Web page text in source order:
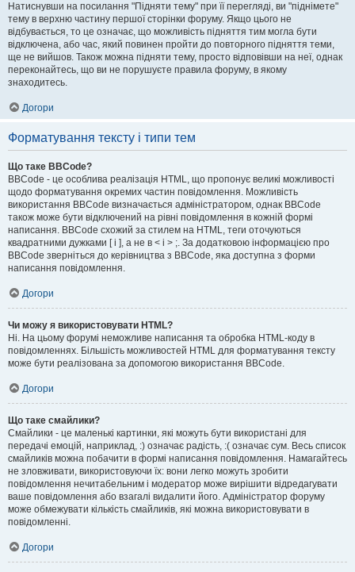
Натиснувши на посилання "Підняти тему" при її перегляді, ви "піднімете"
тему в верхню частину першої сторінки форуму. Якщо цього не
відбувається, то це означає, що можливість підняття тим могла бути
відключена, або час, який повинен пройти до повторного підняття теми,
ще не вийшов. Також можна підняти тему, просто відповівши на неї, однак
переконайтесь, що ви не порушуєте правила форуму, в якому
знаходитесь.
Догори
Форматування тексту і типи тем
Що таке BBCode?
BBCode - це особлива реалізація HTML, що пропонує великі можливості
щодо форматування окремих частин повідомлення. Можливість
використання BBCode визначається адміністратором, однак BBCode
також може бути відключений на рівні повідомлення в кожній формі
написання. BBCode схожий за стилем на HTML, теги оточуються
квадратними дужками [ і ], а не в < і > ;. За додатковою інформацією про
BBCode зверніться до керівництва з BBCode, яка доступна з форми
написання повідомлення.
Догори
Чи можу я використовувати HTML?
Ні. На цьому форумі неможливе написання та обробка HTML-коду в
повідомленнях. Більшість можливостей HTML для форматування тексту
може бути реалізована за допомогою використання BBCode.
Догори
Що таке смайлики?
Смайлики - це маленькі картинки, які можуть бути використані для
передачі емоцій, наприклад, :) означає радість, :( означає сум. Весь список
смайликів можна побачити в формі написання повідомлення. Намагайтесь
не зловживати, використовуючи їх: вони легко можуть зробити
повідомлення нечитабельним і модератор може вирішити відредагувати
ваше повідомлення або взагалі видалити його. Адміністратор форуму
може обмежувати кількість смайликів, які можна використовувати в
повідомленні.
Догори